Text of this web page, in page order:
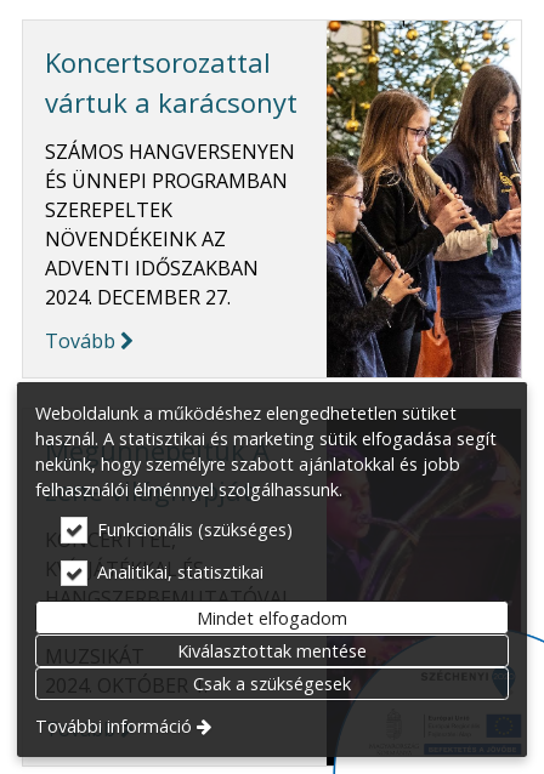
Koncertsorozattal
vártuk a karácsonyt
SZÁMOS HANGVERSENYEN
ÉS ÜNNEPI PROGRAMBAN
SZEREPELTEK
NÖVENDÉKEINK AZ
ADVENTI IDŐSZAKBAN
2024. DECEMBER 27.
Tovább
Megünnepeltük A
zene világnapját
KONCERTTEL,
KVÍZJÁTÉKKAL ÉS
HANGSZERBEMUTATÓVAL
KÖSZÖNTÖTTÜK A
MUZSIKÁT
2024. OKTÓBER 1.
Tovább
Weboldalunk a működéshez elengedhetetlen sütiket
használ. A statisztikai és marketing sütik elfogadása segít
nekünk, hogy személyre szabott ajánlatokkal és jobb
felhasználói élménnyel szolgálhassunk.
Funkcionális (szükséges)
Analitikai, statisztikai
Mindet elfogadom
Kiválasztottak mentése
Csak a szükségesek
További információ